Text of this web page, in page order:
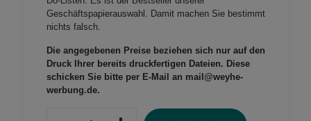
Geschäftspapierauswahl. Damit machen Sie bestimmt
nichts falsch.
Die angegebenen Preise beziehen sich nur auf den
Druck Ihrer bereits druckfertigen Dateien. Diese
schicken Sie bitte per E-Mail an mail@weyhe-
werbung.de.